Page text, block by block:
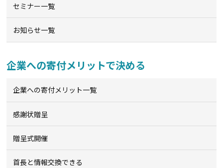
セミナー一覧
お知らせ一覧
企業への寄付メリットで決める
企業への寄付メリット一覧
感謝状贈呈
贈呈式開催
首長と情報交換できる